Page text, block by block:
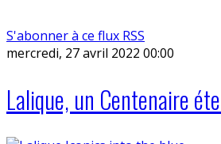
S'abonner à ce flux RSS
mercredi, 27 avril 2022 00:00
Lalique, un Centenaire